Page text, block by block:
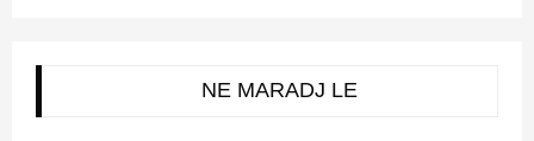
NE MARADJ LE